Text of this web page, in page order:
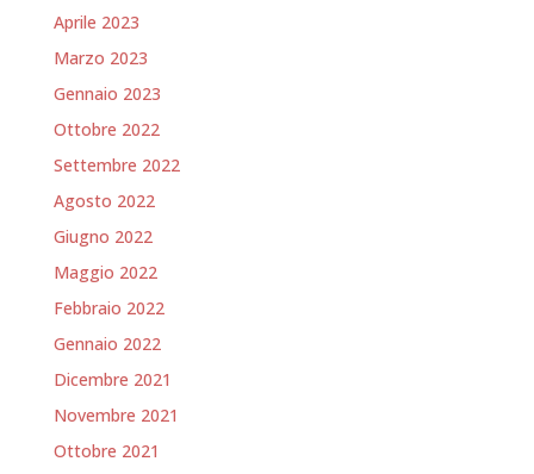
Aprile 2023
Marzo 2023
Gennaio 2023
Ottobre 2022
Settembre 2022
Agosto 2022
Giugno 2022
Maggio 2022
Febbraio 2022
Gennaio 2022
Dicembre 2021
Novembre 2021
Ottobre 2021